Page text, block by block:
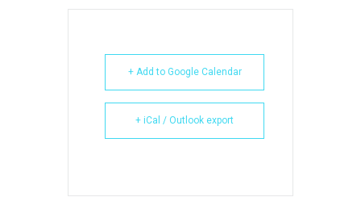
+ Add to Google Calendar
+ iCal / Outlook export